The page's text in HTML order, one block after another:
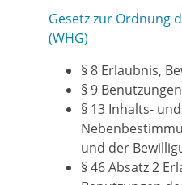
Gesetz zur Ordnung
(WHG)
§ 8 Erlaubnis,
§ 9 Benutzungen
§ 13 Inhalts- und
und der
§ 46 Absatz 2